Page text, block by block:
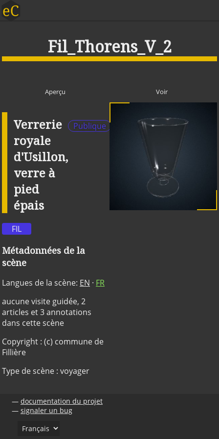
Fil_Thorens_V_2
Aperçu Voir
Verrerie
royale
d'Usillon,
verre à
pied
épais
Publique
FIL
Métadonnées de la
scène
Langues de la scène: EN · FR
aucune visite guidée, 2
articles et 3 annotations
dans cette scène
Copyright : (c) commune de
Fillière
Type de scène : voyager
documentation du projet
signaler un bug